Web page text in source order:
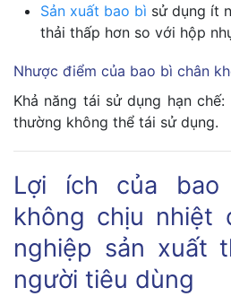
Sản xuất bao bì sử dụng ít
thải thấp hơn so với hộp
Nhược điểm của bao bì chân
Khả năng tái sử dụng hạn
thường không thể tái sử dụng.
Lợi ích của
không chịu nhiệt
nghiệp sản xuất
người tiêu dùng